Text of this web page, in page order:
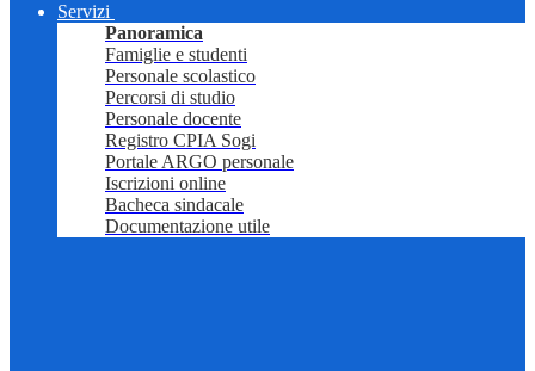
Servizi
Panoramica
Famiglie e studenti
Personale scolastico
Percorsi di studio
Personale docente
Registro CPIA Sogi
Portale ARGO personale
Iscrizioni online
Bacheca sindacale
Documentazione utile